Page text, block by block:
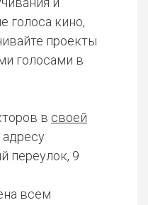
голоса кино,
проекты
голосами в
в своей
адресу
переулок, 9
всем